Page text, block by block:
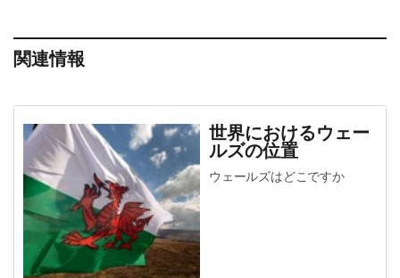
関連情報
世界におけるウェー
ルズの位置
ウェールズはどこですか